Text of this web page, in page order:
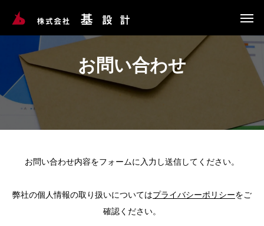
お問い合わせ
お問い合わせ内容をフォームに入力し送信してください。
弊社の個人情報の取り扱いについてはプライバシーポリシーをご
確認ください。